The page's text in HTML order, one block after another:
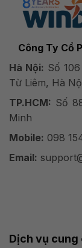
Công Ty Cổ
Hà Nội: Số
Từ Liêm, Hà
TP.HCM: Số
Minh
Mobile: 098
Email:
Dịch vụ cung